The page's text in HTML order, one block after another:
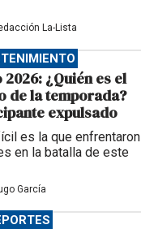
La-Lista
¿Quién es el
de la temporada?
expulsado
es la que enfrentaron
en la batalla de este
García